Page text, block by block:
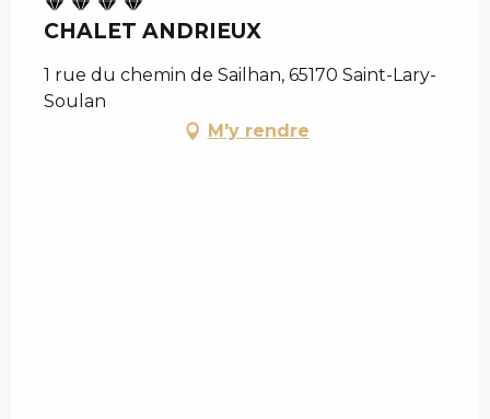
CHALET ANDRIEUX
1 rue du chemin de Sailhan, 65170 Saint-Lary-
Soulan
M'y rendre